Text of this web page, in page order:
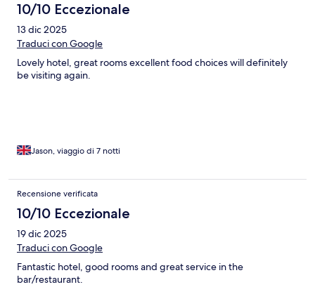
10/10 Eccezionale
13 dic 2025
Traduci con Google
Lovely hotel, great rooms excellent food choices will definitely
be visiting again.
Jason, viaggio di 7 notti
Recensione verificata
10/10 Eccezionale
19 dic 2025
Traduci con Google
Fantastic hotel, good rooms and great service in the
bar/restaurant.